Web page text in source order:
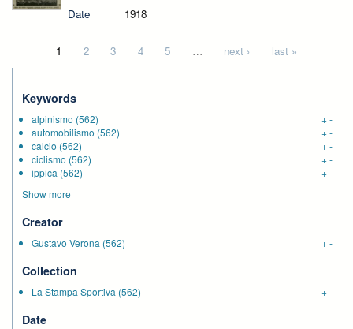
Date
1918
1 2 3 4 5 … next › last »
Keywords
alpinismo (562) +-
automobilismo (562) +-
calcio (562) +-
ciclismo (562) +-
ippica (562) +-
Show more
Creator
Gustavo Verona (562) +-
Collection
La Stampa Sportiva (562) +-
Date